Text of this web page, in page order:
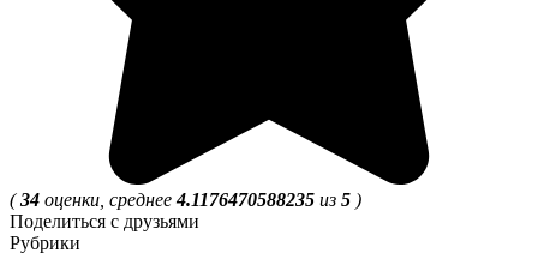
(34 оценки, среднее4.1176470588235 из 5 )
Поделиться с друзьями
Рубрики